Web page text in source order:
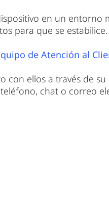
en un
para que se estabilice.
quipo de Atención al
con ellos a través de
chat o correo